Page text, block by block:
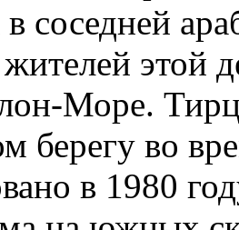
в соседней
этой
Море.
берегу во
в 1980